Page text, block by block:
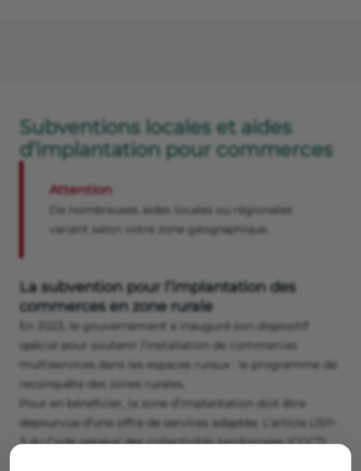
Subventions locales et aides
d’implantation pour commerces
Attention
De nombreuses aides locales ou régionales
varient selon votre zone géographique.
La subvention pour l’implantation des
commerces en zone rurale
En 2023, le gouvernement a inauguré son dispositif
spécial pour soutenir l’installation de commerces
multiservices dans les espaces ruraux : le programme de
reconquête des zones rurales.
Pour en bénéficier, la zone d’implantation doit être
dépourvue d’une offre de services adaptée. L’article L1511-
3 du Code général des collectivités territoriales (CGCT)